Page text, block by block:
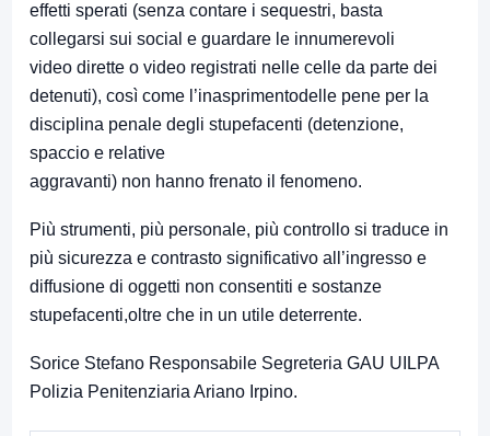
effetti sperati (senza contare i sequestri, basta
collegarsi sui social e guardare le innumerevoli
video dirette o video registrati nelle celle da parte dei
detenuti), così come l’inasprimentodelle pene per la
disciplina penale degli stupefacenti (detenzione,
spaccio e relative
aggravanti) non hanno frenato il fenomeno.
Più strumenti, più personale, più controllo si traduce in
più sicurezza e contrasto significativo all’ingresso e
diffusione di oggetti non consentiti e sostanze
stupefacenti,oltre che in un utile deterrente.
Sorice Stefano Responsabile Segreteria GAU UILPA
Polizia Penitenziaria Ariano Irpino.